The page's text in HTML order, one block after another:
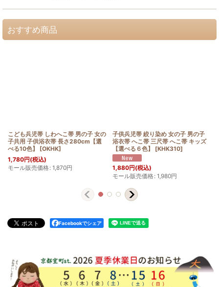
おすすめ商品
絞り染め 女の子 男の子
帯 三尺帯 へこ帯 キッズ
色】 [KHK310]
込)
子供兵児帯 女の子 男の子 男女兼用
こども浴衣帯 絞り へこ帯 約2.8ｍ
【選べる９色】 [THKb]
(税込)
モール販売価格: 1,540円
子供 兵児帯
子 男の子 浴
Facebookでシェア